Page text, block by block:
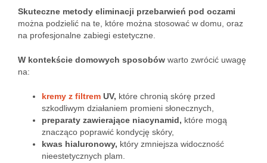
Skuteczne metody eliminacji przebarwień pod oczami
można podzielić na te, które można stosować w domu, oraz
na profesjonalne zabiegi estetyczne.
W kontekście domowych sposobów warto zwrócić uwagę
na:
kremy z filtrem UV, które chronią skórę przed
szkodliwym działaniem promieni słonecznych,
preparaty zawierające niacynamid, które mogą
znacząco poprawić kondycję skóry,
kwas hialuronowy, który zmniejsza widoczność
nieestetycznych plam.